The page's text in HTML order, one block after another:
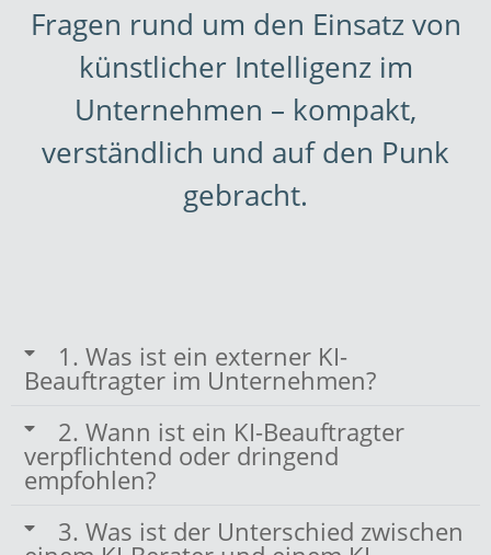
Fragen rund um den Einsatz von
künstlicher Intelligenz im
Unternehmen – kompakt,
verständlich und auf den Punk
gebracht.
1. Was ist ein externer KI-
Beauftragter im Unternehmen?
2. Wann ist ein KI-Beauftragter
verpflichtend oder dringend
empfohlen?
3. Was ist der Unterschied zwischen